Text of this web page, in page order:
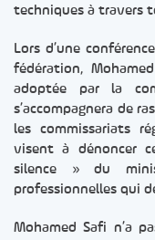
techniques à travers
Lors d’une
fédération,
adoptée par la
s’accompagnera de
les commissariats
visent à dénoncer
silence » du
professionnelles qui
Mohamed Safi n’a